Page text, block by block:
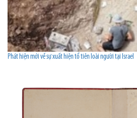
Phát hiện mới về sự xuất hiện tổ tiên loài người tại Israel